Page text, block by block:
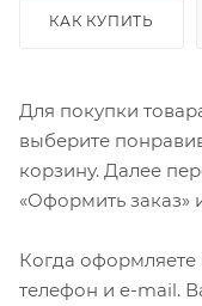
КАК КУПИТЬ
Для покупки
выберите
корзину. Далее
«Оформить заказ»
Когда
телефон и e-mail.